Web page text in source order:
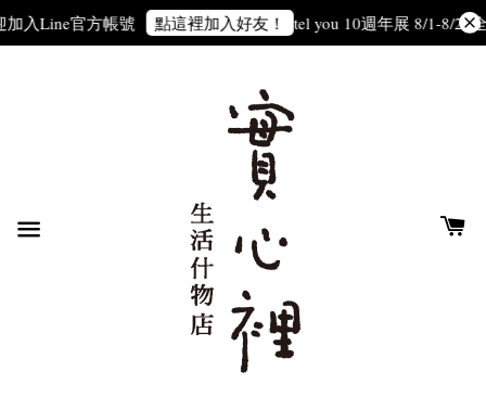
官方帳號 點這裡加入好友！ tel you 10週年展 8/1-8/22全店滿